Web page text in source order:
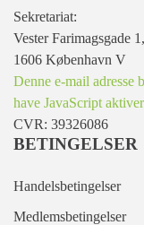
Sekretariat:
Vester Farimagsgade
1606 København V
Denne e-mail adresse
have JavaScript
CVR: 39326086
BETINGELSER
Handelsbetingelser
Medlemsbetingelser